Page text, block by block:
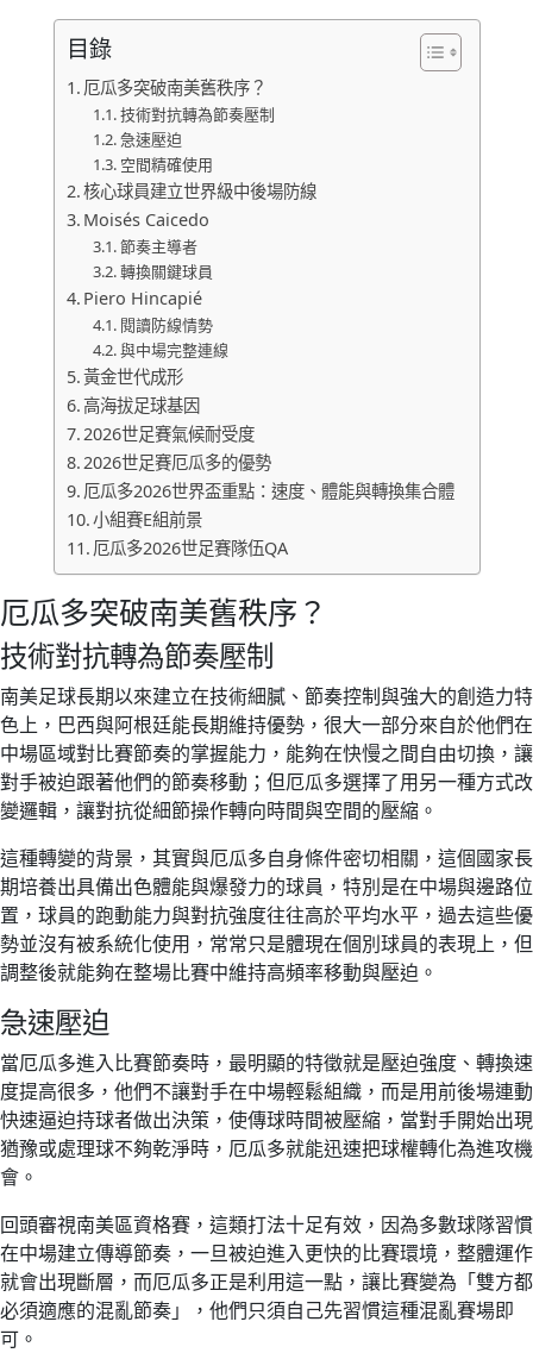
目錄
厄瓜多突破南美舊秩序？
技術對抗轉為節奏壓制
急速壓迫
空間精確使用
核心球員建立世界級中後場防線
Moisés Caicedo
節奏主導者
轉換關鍵球員
Piero Hincapié
閱讀防線情勢
與中場完整連線
黃金世代成形
高海拔足球基因
2026世足賽氣候耐受度
2026世足賽厄瓜多的優勢
厄瓜多2026世界盃重點：速度、體能與轉換集合體
小組賽E組前景
厄瓜多2026世足賽隊伍QA
厄瓜多突破南美舊秩序？
技術對抗轉為節奏壓制
南美足球長期以來建立在技術細膩、節奏控制與強大的創造力特
色上，巴西與阿根廷能長期維持優勢，很大一部分來自於他們在
中場區域對比賽節奏的掌握能力，能夠在快慢之間自由切換，讓
對手被迫跟著他們的節奏移動；但厄瓜多選擇了用另一種方式改
變邏輯，讓對抗從細節操作轉向時間與空間的壓縮。
這種轉變的背景，其實與厄瓜多自身條件密切相關，這個國家長
期培養出具備出色體能與爆發力的球員，特別是在中場與邊路位
置，球員的跑動能力與對抗強度往往高於平均水平，過去這些優
勢並沒有被系統化使用，常常只是體現在個別球員的表現上，但
調整後就能夠在整場比賽中維持高頻率移動與壓迫。
急速壓迫
當厄瓜多進入比賽節奏時，最明顯的特徵就是壓迫強度、轉換速
度提高很多，他們不讓對手在中場輕鬆組織，而是用前後場連動
快速逼迫持球者做出決策，使傳球時間被壓縮，當對手開始出現
猶豫或處理球不夠乾淨時，厄瓜多就能迅速把球權轉化為進攻機
會。
回頭審視南美區資格賽，這類打法十足有效，因為多數球隊習慣
在中場建立傳導節奏，一旦被迫進入更快的比賽環境，整體運作
就會出現斷層，而厄瓜多正是利用這一點，讓比賽變為「雙方都
必須適應的混亂節奏」，他們只須自己先習慣這種混亂賽場即
可。